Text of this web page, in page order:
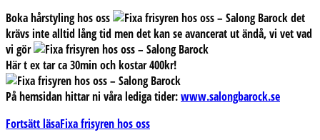
Boka hårstyling hos oss
det
krävs inte alltid lång tid men det kan se avancerat ut ändå, vi vet vad
vi gör
Här t ex tar ca 30min och kostar 400kr!
På hemsidan hittar ni våra lediga tider:www.salongbarock.se
Fortsätt läsaFixa frisyren hos oss